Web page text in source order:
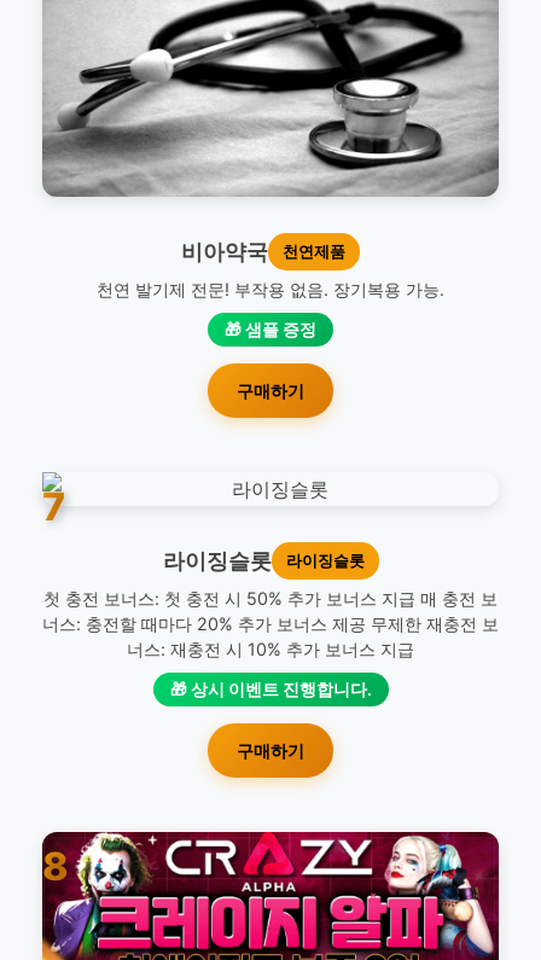
비아약국 천연제품
천연 발기제 전문! 부작용 없음. 장기복용 가능.
🎁 샘플 증정
구매하기
7
라이징슬롯 라이징슬롯
첫 충전 보너스: 첫 충전 시 50% 추가 보너스 지급 매 충전 보
너스: 충전할 때마다 20% 추가 보너스 제공 무제한 재충전 보
너스: 재충전 시 10% 추가 보너스 지급
🎁 상시 이벤트 진행합니다.
구매하기
8